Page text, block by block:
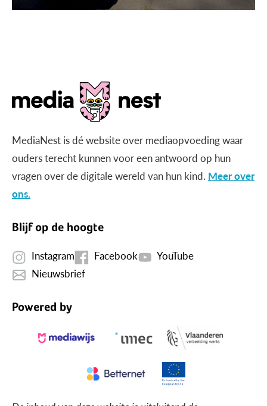
MediaNest is dé website over mediaopvoeding waar
ouders terecht kunnen voor een antwoord op hun
vragen over de digitale wereld van hun kind. Meer over
ons.
Blijf op de hoogte
Instagram Facebook
YouTube
Nieuwsbrief
Powered by